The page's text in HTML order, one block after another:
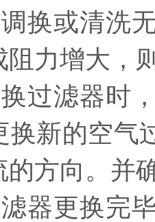
或清洗无
阻力增大，
滤器时，
换新的空气
的方向。并
更换完毕